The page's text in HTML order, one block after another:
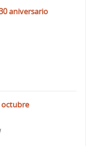
aniversario
octubre